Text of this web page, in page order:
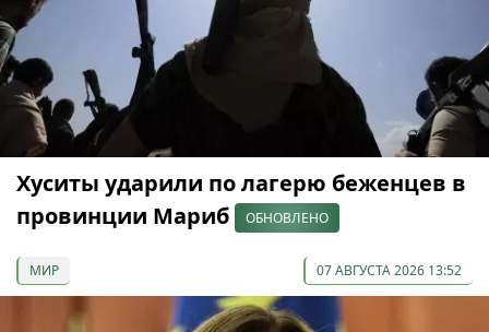
Хуситы ударили по лагерю беженцев в
провинции Мариб
ОБНОВЛЕНО
МИР 07 АВГУСТА 2026 13:52